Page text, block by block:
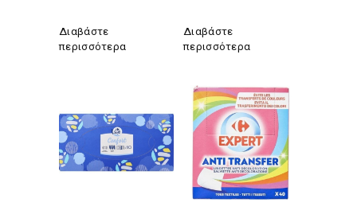
Διαβάστε
περισσότερα
Διαβάστε
περισσότερα